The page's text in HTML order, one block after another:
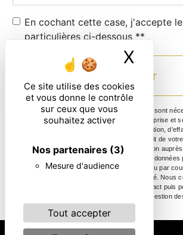
Ce site utilise des cookies
et vous donne le contrôle
sur ceux que vous
souhaitez activer
Nos partenaires (3)
Mesure d'audience
Tout accepter
X
En cochant cette case, j'accepte
particulières ci-dessous **
Envoyer
** Les données personnelles communiquées sont
vous contacter. Elles sont destinées à l'entreprise et
Vous disposez de droits d’accès, de rectification,
portabilité, de limitation, d’opposition, de retrait de
moment et du droit d’introduire une réclamation
contrôle, ainsi que d’organiser le sort de vos
pouvez exercer ces droits par voie postale ou par
justificatif d'identité pourra vous être demandé. Nous
données pendant la période de prise de contact puis
prescription légale aux fins probatoire et de gestion